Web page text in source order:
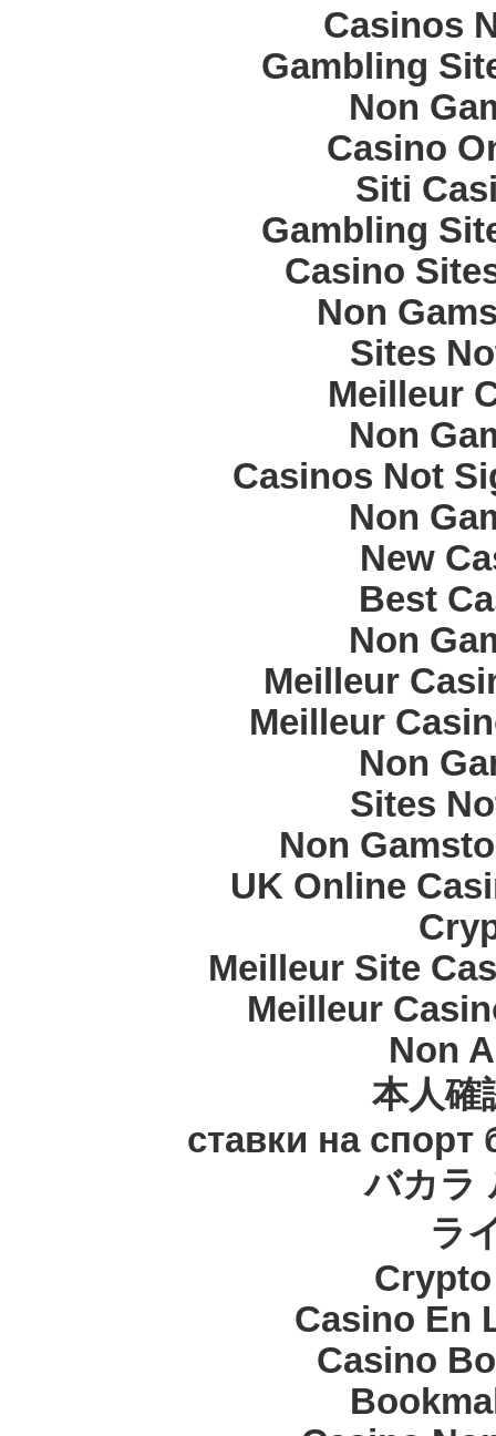
Casinos
Gambling
Non
Casino
Siti
Gambling
Casino
Non
Sites
Meilleur
Non
Casinos Not
Non
New
Best
Non
Meilleur
Meilleur
Non
Sites
Non
UK Online
Meilleur Site
Meilleur
Non
本人確
ставки на спорт
バカラ
ラ
Casino En
Casino